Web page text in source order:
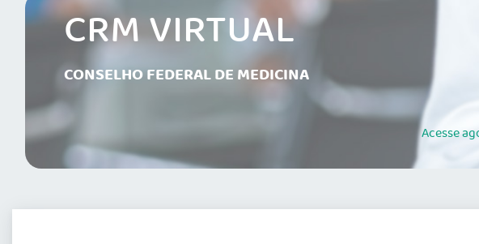
CRM VIRTUAL
CONSELHO FEDERAL DE MEDICINA
Acesse